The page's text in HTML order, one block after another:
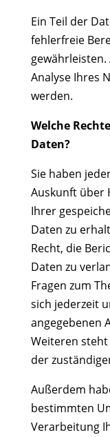
Ein Teil der
fehlerfreie
Analyse Ihres
werden.
Welche
Daten?
Sie haben
Auskunft über
Ihrer
Daten zu
Recht, die
Daten zu
Fragen zum
sich jederzeit
angegebenen
Weiteren
der
Außerdem
bestimmten
Verarbeitung